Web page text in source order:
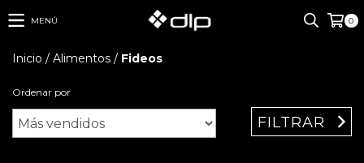
MENÚ 0
Inicio / Alimentos / Fideos
Ordenar por
FILTRAR